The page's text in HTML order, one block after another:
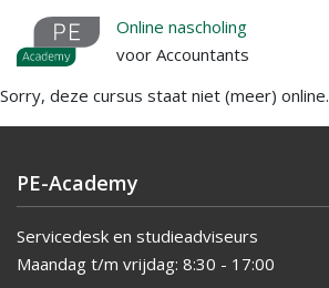
Overslaan
naar
de
inhoud
Online nascholing
voor Accountants
Sorry, deze cursus staat niet (meer) online.
PE-Academy
Servicedesk en studieadviseurs
Maandag t/m vrijdag: 8:30 - 17:00